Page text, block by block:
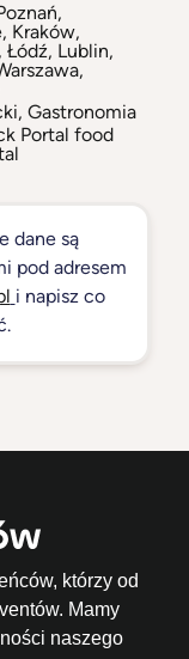
Kraków,
Łódź, Lublin,
, Gastronomia
Portal food
dane są
pod adresem
i napisz co
którzy od
Mamy
naszego